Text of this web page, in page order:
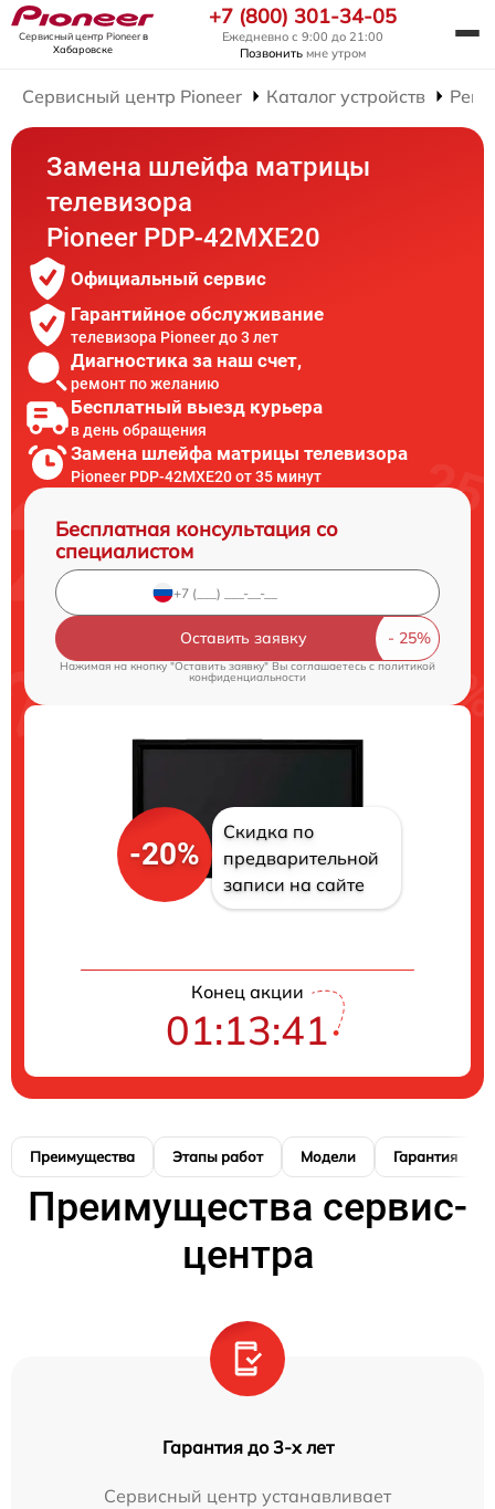
Сервисный центр Pioneerв
Хабаровске
+7 (800) 301-34-05
Ежедневно с 9:00 до 21:00
Позвонить мне утром
Сервисный центр Pioneer Каталог устройств
Замена шлейфа матрицы
телевизора
Pioneer PDP-42MXE20
Официальный сервис
Гарантийное обслуживание
телевизора Pioneer до 3 лет
Диагностика за наш счет,
ремонт по желанию
Бесплатный выезд курьера
в день обращения
Замена шлейфа матрицы телевизора
Pioneer PDP-42MXE20 от 35 минут
Бесплатная консультация со
специалистом
Оставить заявку
Нажимая на кнопку "Оставить заявку" Вы соглашаетесь cполитикой
конфиденциальности
-20%
Скидка по
предварительной
записи на сайте
Конец акции
01:13:40
Преимущества Этапы работ Модели Гарантия
Преимущества сервис-
центра
Гарантия до 3-х лет
Сервисный центр устанавливает